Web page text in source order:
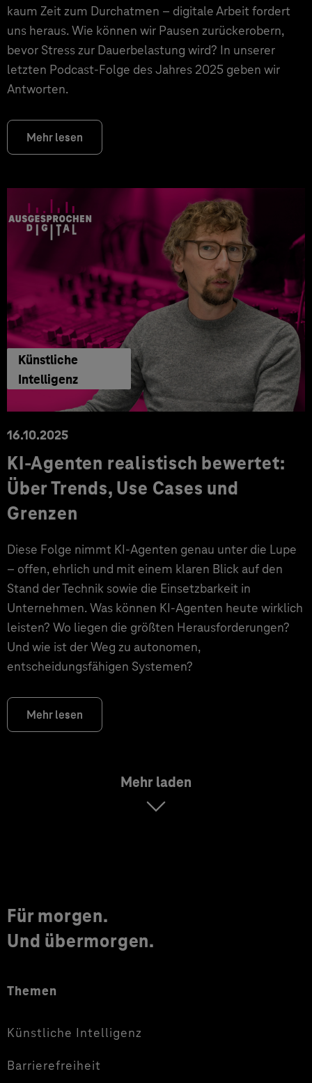
kaum Zeit zum Durchatmen – digitale Arbeit fordert
uns heraus. Wie können wir Pausen zurückerobern,
bevor Stress zur Dauerbelastung wird? In unserer
letzten Podcast-Folge des Jahres 2025 geben wir
Antworten.
Mehr lesen
Künstliche
Intelligenz
16.10.2025
KI-Agenten realistisch bewertet:
Über Trends, Use Cases und
Grenzen
Diese Folge nimmt KI-Agenten genau unter die Lupe
– offen, ehrlich und mit einem klaren Blick auf den
Stand der Technik sowie die Einsetzbarkeit in
Unternehmen. Was können KI-Agenten heute wirklich
leisten? Wo liegen die größten Herausforderungen?
Und wie ist der Weg zu autonomen,
entscheidungsfähigen Systemen?
Mehr lesen
Mehr laden
Für morgen.
Und übermorgen.
Themen
Künstliche Intelligenz
Barrierefreiheit